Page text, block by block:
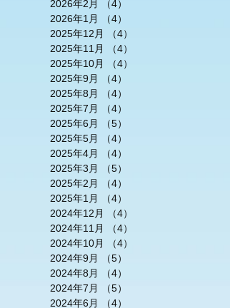
2026年2月
（4）
2026年1月
（4）
2025年12月
（4）
2025年11月
（4）
2025年10月
（4）
2025年9月
（4）
2025年8月
（4）
2025年7月
（4）
2025年6月
（5）
2025年5月
（4）
2025年4月
（4）
2025年3月
（5）
2025年2月
（4）
2025年1月
（4）
2024年12月
（4）
2024年11月
（4）
2024年10月
（4）
2024年9月
（5）
2024年8月
（4）
2024年7月
（5）
2024年6月
（4）